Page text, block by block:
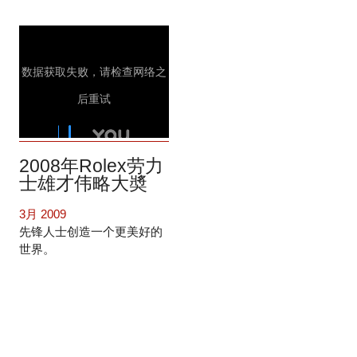
2008年Rolex劳力
士雄才伟略大奬
3月 2009
先锋人士创造一个更美好的
世界。